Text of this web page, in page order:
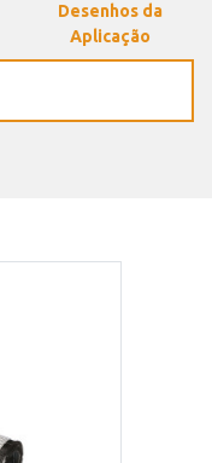
Desenhos da
Aplicação